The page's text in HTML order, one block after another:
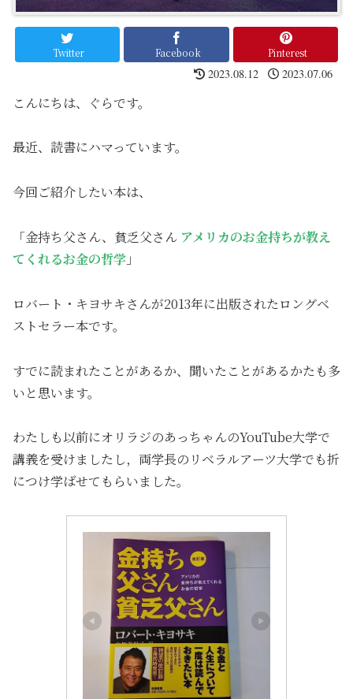
Twitter Facebook Pinterest
2023.08.12 2023.07.06
こんにちは、ぐらです。
最近、読書にハマっています。
今回ご紹介したい本は、
「金持ち父さん、貧乏父さん アメリカのお金持ちが教え
てくれるお金の哲学 」
ロバート・キヨサキさんが2013年に出版されたロングベ
ストセラー本です。
すでに読まれたことがあるか、聞いたことがあるかたも多
いと思います。
わたしも以前にオリラジのあっちゃんのYouTube大学で
講義を受けましたし，両学長のリベラルアーツ大学でも折
につけ学ばせてもらいました。